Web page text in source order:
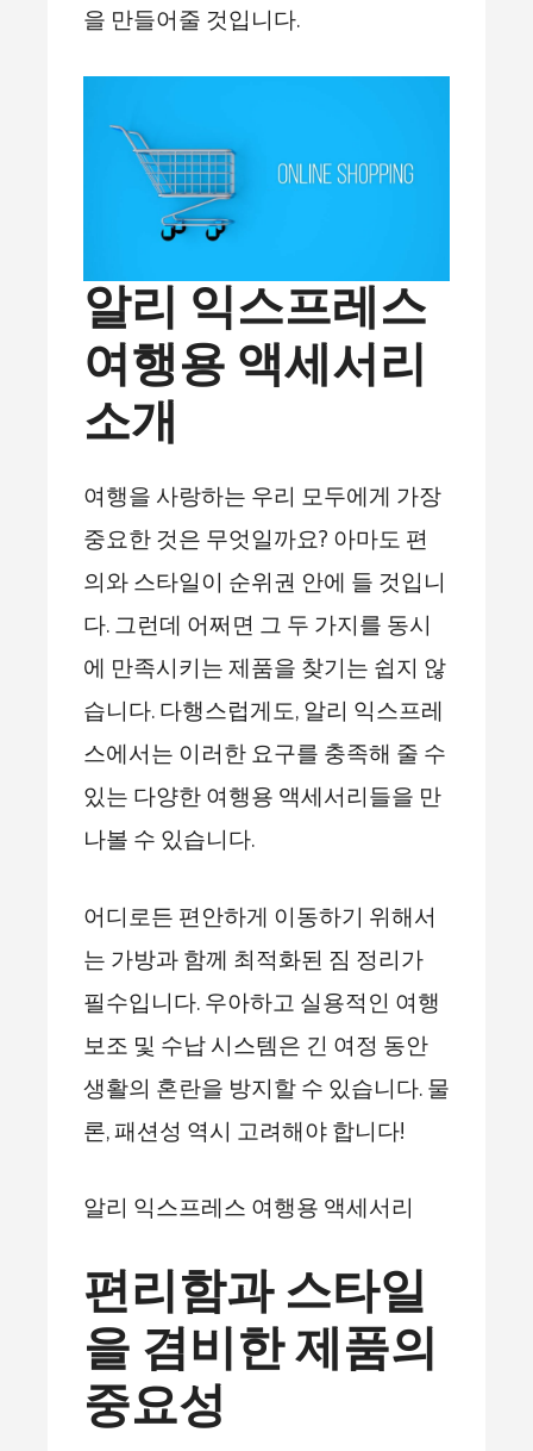
을 만들어줄 것입니다.
알리 익스프레스
여행용 액세서리
소개
여행을 사랑하는 우리 모두에게 가장
중요한 것은 무엇일까요? 아마도 편
의와 스타일이 순위권 안에 들 것입니
다. 그런데 어쩌면 그 두 가지를 동시
에 만족시키는 제품을 찾기는 쉽지 않
습니다. 다행스럽게도, 알리 익스프레
스에서는 이러한 요구를 충족해 줄 수
있는 다양한 여행용 액세서리들을 만
나볼 수 있습니다.
어디로든 편안하게 이동하기 위해서
는 가방과 함께 최적화된 짐 정리가
필수입니다. 우아하고 실용적인 여행
보조 및 수납 시스템은 긴 여정 동안
생활의 혼란을 방지할 수 있습니다. 물
론, 패션성 역시 고려해야 합니다!
알리 익스프레스 여행용 액세서리
편리함과 스타일
을 겸비한 제품의
중요성